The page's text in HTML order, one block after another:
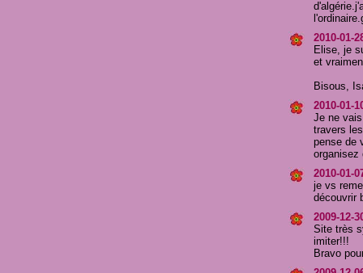
2010-01-
Elise, je
et
Bisous,
2010-01-
Je ne
travers
pense de
organisez
2010-01-
je vs
découvrir
2009-12-
Site très
imiter!!!
Bravo